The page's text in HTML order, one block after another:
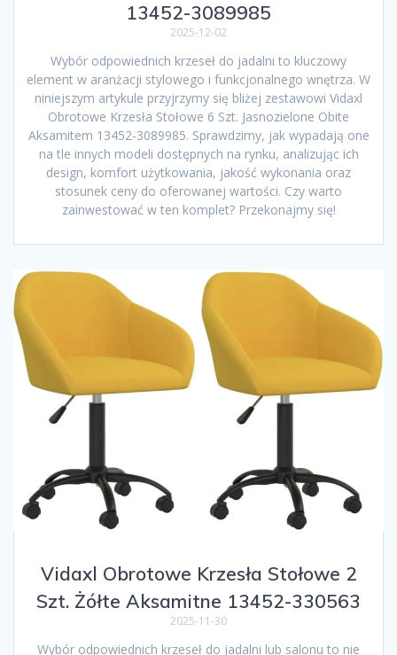
13452-3089985
2025-12-02
Wybór odpowiednich krzeseł do jadalni to kluczowy
element w aranżacji stylowego i funkcjonalnego wnętrza. W
niniejszym artykule przyjrzymy się bliżej zestawowi Vidaxl
Obrotowe Krzesła Stołowe 6 Szt. Jasnozielone Obite
Aksamitem 13452-3089985. Sprawdzimy, jak wypadają one
na tle innych modeli dostępnych na rynku, analizując ich
design, komfort użytkowania, jakość wykonania oraz
stosunek ceny do oferowanej wartości. Czy warto
zainwestować w ten komplet? Przekonajmy się!
Vidaxl Obrotowe Krzesła Stołowe 2
Szt. Żółte Aksamitne 13452-330563
2025-11-30
Wybór odpowiednich krzeseł do jadalni lub salonu to nie